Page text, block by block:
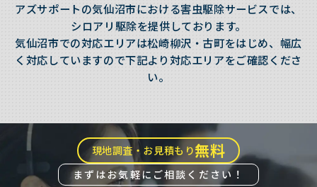
アズサポートの気仙沼市における害虫駆除サービスでは、
シロアリ駆除を提供しております。
気仙沼市での対応エリアは松崎柳沢・古町をはじめ、幅広
く対応していますので下記より対応エリアをご確認くださ
い。
現地調査・お見積もり無料
まずはお気軽にご相談ください！